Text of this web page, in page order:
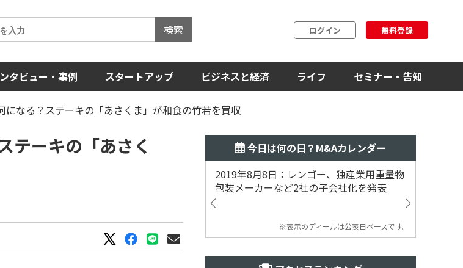
検索 ログイン 無料登録
タビュー・事例 スタートアップ ビジネスと経済 ライフ セミナー・告知
になる？ステーキの「あさくま」が和食の竹若を買収
テーキの「あさく
今日は何の日？M&Aカレンダー
2019年8月8日：レンゴー、独産業用重量物
包装メーカーなど2社の子会社化を発表
※表示のディールは公表日ベースです。